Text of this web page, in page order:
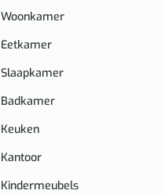
Woonkamer
Eetkamer
Slaapkamer
Badkamer
Keuken
Kantoor
Kindermeubels